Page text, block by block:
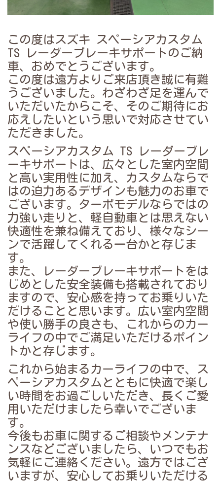
この度はスズキ スペーシアカスタム
TS レーダーブレーキサポートの ご納
車、おめでとうございます。
この度は遠方よりご来店頂き誠に有難
うございました。わざわざ足を運んで
いただいたからこそ、そのご期待にお
応えしたいという思いで対応させてい
ただきました。
スペーシアカスタム TS レーダーブレ
ーキサポートは、広々とした室内空間
と高い実用性に加え、カスタムならで
はの迫力あるデザインも魅力のお車で
ございます。ターボモデルならではの
力強い走りと、軽自動車とは思えない
快適性を兼ね備えており、様々なシー
ンで活躍してくれる一台かと存じま
す。
また、レーダーブレーキサポートをは
じめとした安全装備も搭載されており
ますので、安心感を持ってお乗りいた
だけることと思います。広い室内空間
や使い勝手の良さも、これからのカー
ライフの中でご満足いただけるポイン
トかと存じます。
これから始まるカーライフの中で、ス
ペーシアカスタムとともに快適で楽し
い時間をお過ごしいただき、長くご愛
用いただけましたら幸いでございま
す。
今後もお車に関するご相談やメンテナ
ンスなどございましたら、いつでもお
気軽にご連絡ください。遠方ではござ
いますが、安心してお乗りいただける